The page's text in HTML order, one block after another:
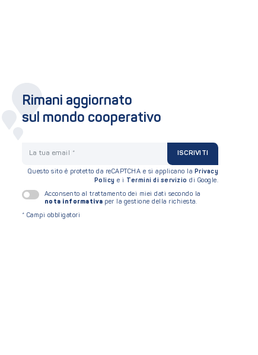
Rimani aggiornato
sul mondo cooperativo
ISCRIVITI
Questo sito è protetto da reCAPTCHA e si applicano la Privacy
Policy e i Termini di servizio di Google.
Acconsento al trattamento dei miei dati secondo la
nota informativa per la gestione della richiesta.
* Campi obbligatori